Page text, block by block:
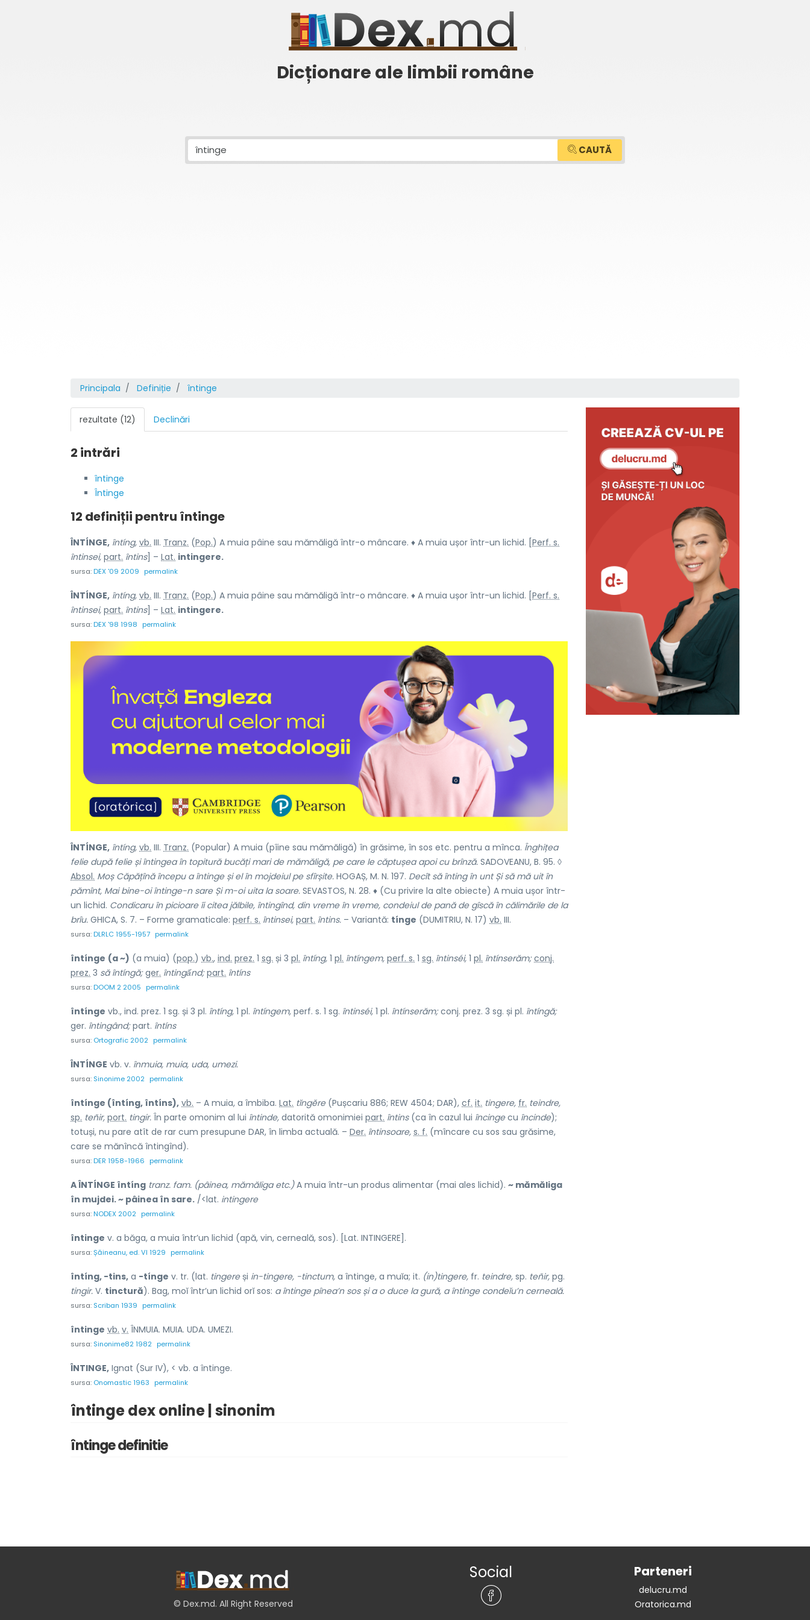
Dicționare ale limbii române
CAUTĂ
Principala Definiție întinge
rezultate (12) Declinări
2 intrări
întinge
Întinge
12 definiții pentru întinge
ÎNTÍNGE, întíng, vb. III. Tranz. (Pop.) A muia pâine sau mămăligă într-o mâncare. ♦ A muia ușor într-un lichid. [ Perf. s.
întinsei, part. întins] – Lat. intingere.
sursa:DEX '09 2009 permalink
ÎNTÍNGE, întíng, vb. III. Tranz. (Pop.) A muia pâine sau mămăligă într-o mâncare. ♦ A muia ușor într-un lichid. [ Perf. s.
întinsei, part. întins] – Lat. intingere.
sursa:DEX '98 1998 permalink
ÎNTÍNGE, întíng, vb. III. Tranz. (Popular) A muia (pîine sau mămăligă) în grăsime, în sos etc. pentru a mînca. Înghițea
felie după felie și întingea în topitură bucăți mari de mămăligă, pe care le căptușea apoi cu brînză. SADOVEANU, B. 95. ◊
Absol. Moș Căpățînă începu a întinge și el în mojdeiul pe sfîrșite. HOGAȘ, M. N. 197. Decît să înting în unt Și să mă uit în
pămînt, Mai bine-oi întinge-n sare Și m-oi uita la soare. SEVASTOS, N. 28. ♦ (Cu privire la alte obiecte) A muia ușor într-
un lichid. Condicaru în picioare îi citea jălbile, întingînd, din vreme în vreme, condeiul de pană de gîscă în călimările de la
brîu. GHICA, S. 7. – Forme gramaticale: perf. s. întinsei, part. întins. – Variantă: tínge (DUMITRIU, N. 17) vb. III.
sursa:DLRLC 1955-1957 permalink
întínge (a ~) (a muia) (pop.) vb., ind. prez. 1 sg. și 3 pl. întíng, 1 pl. întíngem, perf. s. 1 sg. întinséi, 1 pl. întínserăm; conj.
prez. 3 să întíngă; ger. întingấnd; part. întíns
sursa:DOOM 2 2005 permalink
întínge vb., ind. prez. 1 sg. și 3 pl. întíng, 1 pl. întíngem, perf. s. 1 sg. întinséi, 1 pl. întínserăm;conj. prez. 3 sg. și pl. întíngă;
ger. întingând;part. întíns
sursa: Ortografic 2002 permalink
ÎNTÍNGE vb. v. înmuia, muia, uda, umezi.
sursa: Sinonime 2002 permalink
întínge (întíng, întíns), vb. – A muia, a îmbiba. Lat. tĭngĕre(Pușcariu 886; REW 4504; DAR), cf. it. tingere, fr. teindre,
sp. teñir, port. tingir. În parte omonim al lui întinde, datorită omonimiei part. întins(ca în cazul lui încingecu încinde);
totuși, nu pare atît de rar cum presupune DAR, în limba actuală. – Der. întinsoare, s. f. (mîncare cu sos sau grăsime,
care se mănîncă întingînd).
sursa:DER 1958-1966 permalink
A ÎNTÍNGE întíng tranz. fam. (pâinea, mămăliga etc.)A muia într-un produs alimentar (mai ales lichid). ~ mămăliga
în mujdei. ~ pâinea în sare. /<lat. intingere
sursa:NODEX 2002 permalink
întinge v. a băga, a muia într’un lichid (apă, vin, cerneală, sos). [Lat. INTINGERE].
sursa:Șăineanu, ed. VI 1929 permalink
întíng, -tins, a -tínge v. tr. (lat. tingereși in-tingere, -tinctum, a întinge, a muĭa; it. (in)tingere, fr. teindre, sp. teñir, pg.
tingir. V. tinctură). Bag, moĭ într’un lichid orĭ sos: a întinge pînea’n sos și a o duce la gură, a întinge condeĭu’n cerneală.
sursa: Scriban 1939 permalink
întinge vb. v. ÎNMUIA. MUIA. UDA. UMEZI.
sursa: Sinonime82 1982 permalink
ÎNTINGE, Ignat (Sur IV), < vb. a întinge.
sursa: Onomastic 1963 permalink
întinge dex online | sinonim
întinge definitie
© Dex.md. All Right Reserved
Social Parteneri
delucru.md
Oratorica.md